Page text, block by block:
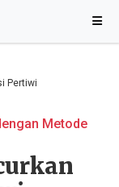
Pertiwi
Metode